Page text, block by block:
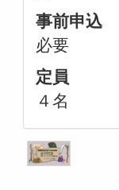
事前申込
必要
定員
４名